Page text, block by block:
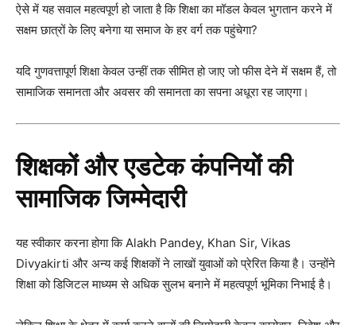
ऐसे में यह सवाल महत्वपूर्ण हो जाता है कि शिक्षा का मॉडल केवल भुगतान करने में
सक्षम छात्रों के लिए बनेगा या समाज के हर वर्ग तक पहुंचेगा?
यदि गुणवत्तापूर्ण शिक्षा केवल उन्हीं तक सीमित हो जाए जो फीस देने में सक्षम हैं, तो
सामाजिक समानता और अवसर की समानता का सपना अधूरा रह जाएगा।
शिक्षकों और एडटेक कंपनियों की
सामाजिक जिम्मेदारी
यह स्वीकार करना होगा कि Alakh Pandey, Khan Sir, Vikas
Divyakirti और अन्य कई शिक्षकों ने लाखों युवाओं को प्रेरित किया है। उन्होंने
शिक्षा को डिजिटल माध्यम से अधिक सुलभ बनाने में महत्वपूर्ण भूमिका निभाई है।